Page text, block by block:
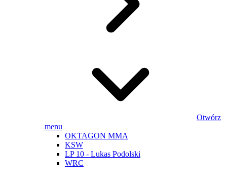
Otwórz
menu
OKTAGON MMA
KSW
LP 10 - Lukas Podolski
WRC